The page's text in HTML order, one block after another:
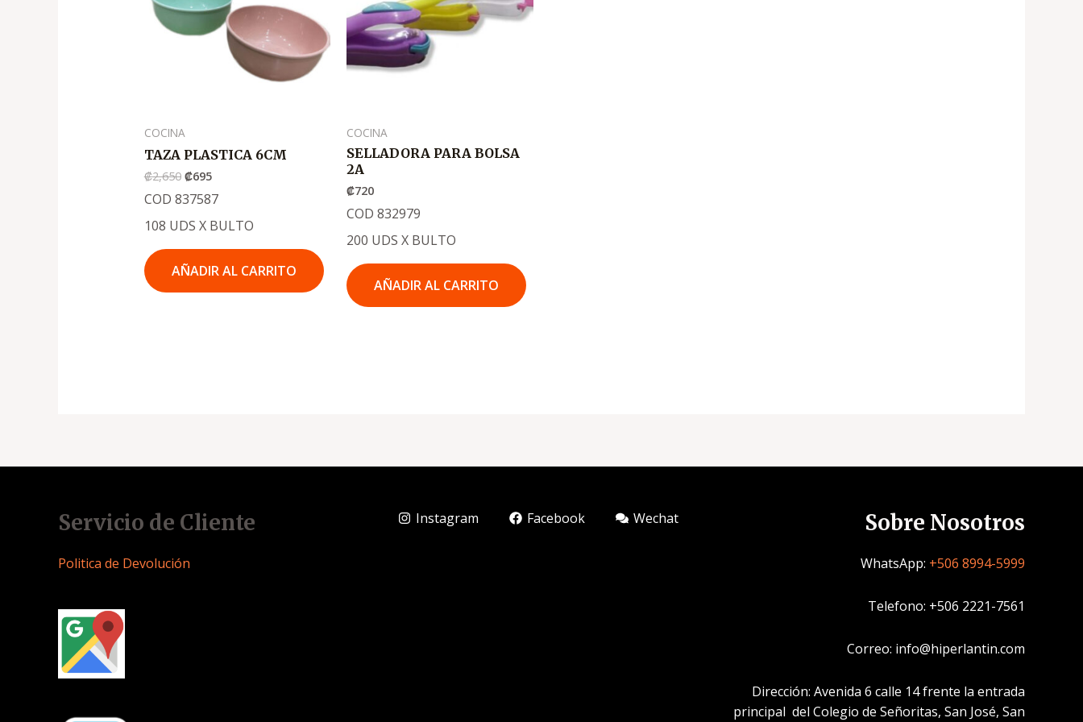
COCINA
TAZA PLASTICA 6CM
₡2,650
₡2,650
₡695
₡695
COD 837587
108 UDS X BULTO
AÑADIR AL CARRITO
COCINA
SELLADORA PARA BOLSA
2A
₡720
COD 832979
200 UDS X BULTO
AÑADIR AL CARRITO
Servicio de Cliente
Politica de Devolución
Instagram Facebook Wechat Sobre Nosotros
WhatsApp: +506 8994-5999
Telefono: +506 2221-7561
Correo: info@hiperlantin.com
Dirección: Avenida 6 calle 14 frente la entrada
principal del Colegio de Señoritas, San José, San